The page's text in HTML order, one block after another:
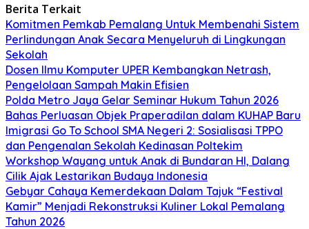
Berita Terkait
Komitmen Pemkab Pemalang Untuk Membenahi Sistem
Perlindungan Anak Secara Menyeluruh di Lingkungan
Sekolah
Dosen Ilmu Komputer UPER Kembangkan Netrash,
Pengelolaan Sampah Makin Efisien
Polda Metro Jaya Gelar Seminar Hukum Tahun 2026
Bahas Perluasan Objek Praperadilan dalam KUHAP Baru
Imigrasi Go To School SMA Negeri 2: Sosialisasi TPPO
dan Pengenalan Sekolah Kedinasan Poltekim
Workshop Wayang untuk Anak di Bundaran HI, Dalang
Cilik Ajak Lestarikan Budaya Indonesia
Gebyar Cahaya Kemerdekaan Dalam Tajuk “Festival
Kamir” Menjadi Rekonstruksi Kuliner Lokal Pemalang
Tahun 2026